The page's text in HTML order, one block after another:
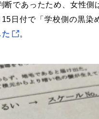
断であったため、女性
15 日付で「学校側の黒染
。